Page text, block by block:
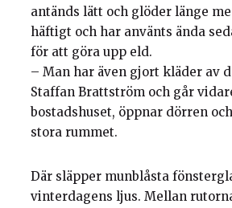
antänds lätt och glöder länge
häftigt och har använts ända
för att göra upp eld.
– Man har även gjort kläder av
Staffan Brattström och går
bostadshuset, öppnar dörren
stora rummet.
Där släpper munblåsta
vinterdagens ljus. Mellan